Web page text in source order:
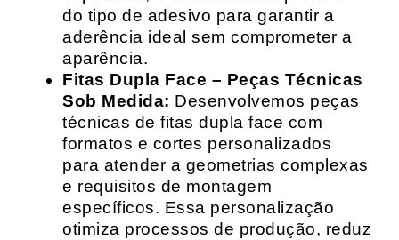
do tipo de adesivo para garantir a
aderência ideal sem comprometer a
aparência.
Fitas Dupla Face – Peças Técnicas
Sob Medida: Desenvolvemos peças
técnicas de fitas dupla face com
formatos e cortes personalizados
para atender a geometrias complexas
e requisitos de montagem
específicos. Essa personalização
otimiza processos de produção, reduz